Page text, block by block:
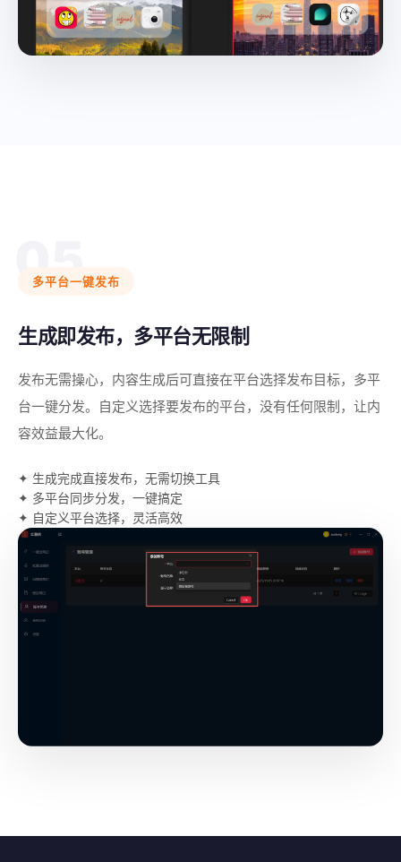
05
多平台一键发布
生成即发布，多平台无限制
发布无需操心，内容生成后可直接在平台选择发布目标，多平
台一键分发。自定义选择要发布的平台，没有任何限制，让内
容效益最大化。
✦ 生成完成直接发布，无需切换工具
✦ 多平台同步分发，一键搞定
✦ 自定义平台选择，灵活高效